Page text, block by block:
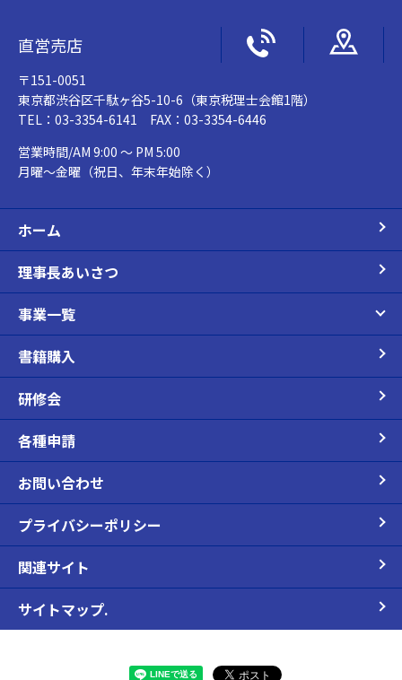
直営売店
〒151-0051
東京都渋谷区千駄ヶ谷5-10-6（東京税理士会館1階）
TEL：03-3354-6141 FAX：03-3354-6446
営業時間/AM 9:00 ～ PM 5:00
月曜～金曜（祝日、年末年始除く）
ホーム
理事長あいさつ
事業一覧
書籍購入
研修会
各種申請
お問い合わせ
プライバシーポリシー
関連サイト
サイトマップ.